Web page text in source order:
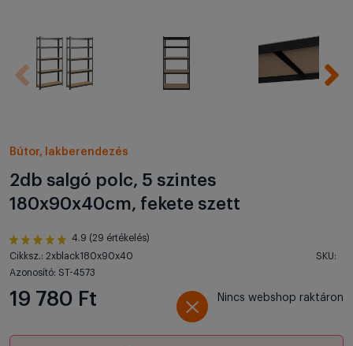
Bútor, lakberendezés
2db salgó polc, 5 szintes
180x90x40cm, fekete szett
4.9 (29 értékelés)
Cikksz.: 2xblack180x90x40
SKU:
Azonosító: ST-4573
19 780 Ft Nincs webshop raktáron